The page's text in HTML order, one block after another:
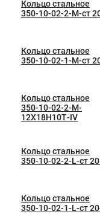
Кольцо стальное
350-10-02-2-M-ст
Кольцо стальное
350-10-02-1-M-ст
Кольцо стальное
350-10-02-2-M-
12Х18Н10Т-IV
Кольцо стальное
350-10-02-2-L-ст
Кольцо стальное
350-10-02-1-L-ст